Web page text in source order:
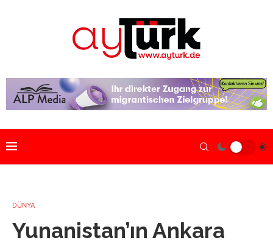
DÜNYA
Yunanistan’ın Ankara